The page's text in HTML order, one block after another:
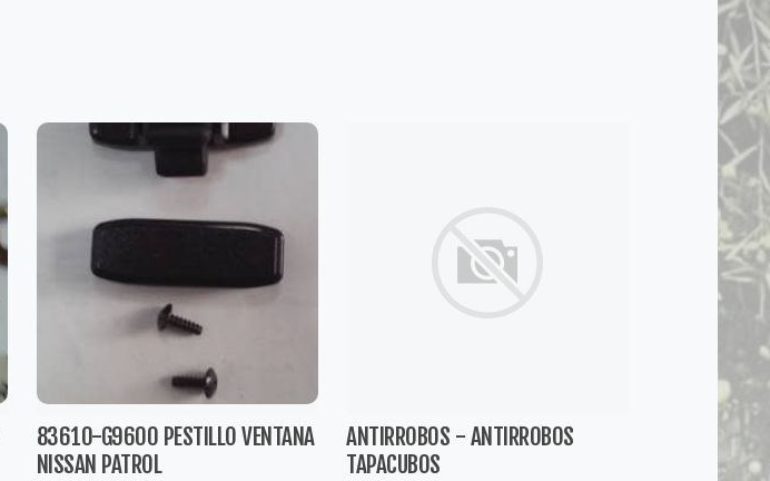
83610-G9600 PESTILLO VENTANA
NISSAN PATROL
ANTIRROBOS - ANTIRROBOS
TAPACUBOS